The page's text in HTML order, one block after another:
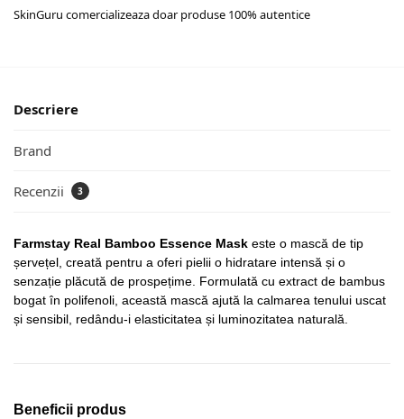
SkinGuru comercializeaza doar produse 100% autentice
Descriere
Brand
Recenzii 3
Farmstay Real Bamboo Essence Mask este o mască de tip
șervețel, creată pentru a oferi pielii o hidratare intensă și o
senzație plăcută de prospețime. Formulată cu extract de bambus
bogat în polifenoli, această mască ajută la calmarea tenului uscat
și sensibil, redându-i elasticitatea și luminozitatea naturală.
Beneficii produs